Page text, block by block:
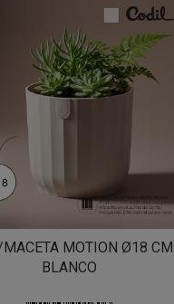
MOTION Ø18 CM
BLANCO